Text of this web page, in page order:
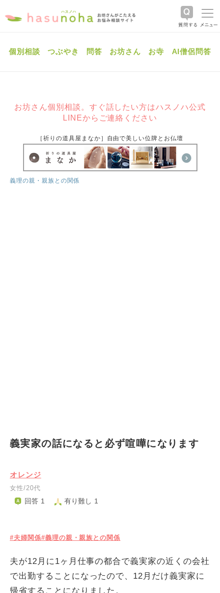
個別相談 つぶやき 問答 お坊さん お寺 AI僧侶問答
お坊さん個別相談。すぐ話したい方はハスノハ公式
LINEからご連絡ください
［祈りの道具屋まなか］自由で美しい位牌とお仏壇
義理の親・親族との関係
義実家の話になると必ず喧嘩になります
オレンジ
女性/20代
回答 1 有り難し 1
#夫婦関係#義理の親・親族との関係
夫が12月に1ヶ月仕事の都合で義実家の近くの会社
で出勤することになったので、12月だけ義実家に
帰省することになりました。